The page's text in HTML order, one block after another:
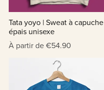
Tata yoyo | Sweat à capuche
épais unisexe
À partir de €54.90